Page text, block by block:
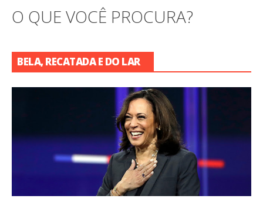
O QUE VOCÊ PROCURA?
BELA, RECATADA E DO LAR